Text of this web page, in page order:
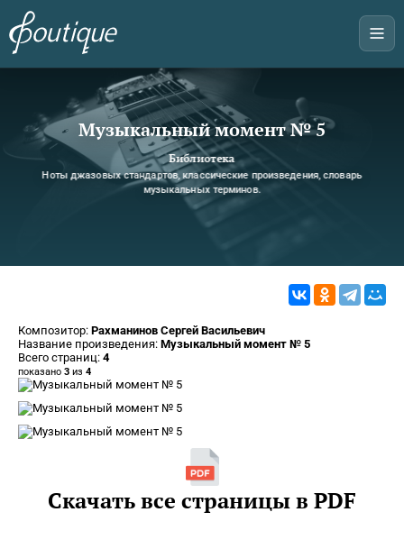
Музыкальный момент № 5
Библиотека
Ноты джазовых стандартов, классические произведения, словарь
музыкальных терминов.
Композитор: Рахманинов Сергей Васильевич
Название произведения: Музыкальный момент № 5
Всего страниц: 4
показано 3 из 4
Скачать все страницы в PDF